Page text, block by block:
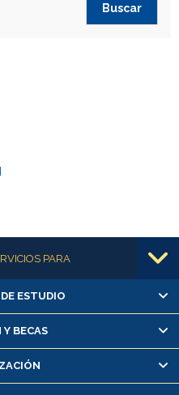
PARA
os
línea
de asignaturas
de notas
ESTUDIO
BECAS